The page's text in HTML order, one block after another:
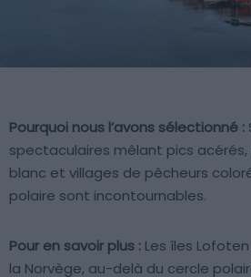
Pourquoi nous l’avons sélectionné :
spectaculaires mêlant pics
blanc et villages de pêcheurs
polaire sont incontournables.
Pour en savoir plus : Les îles
la Norvège, au-delà du cercle